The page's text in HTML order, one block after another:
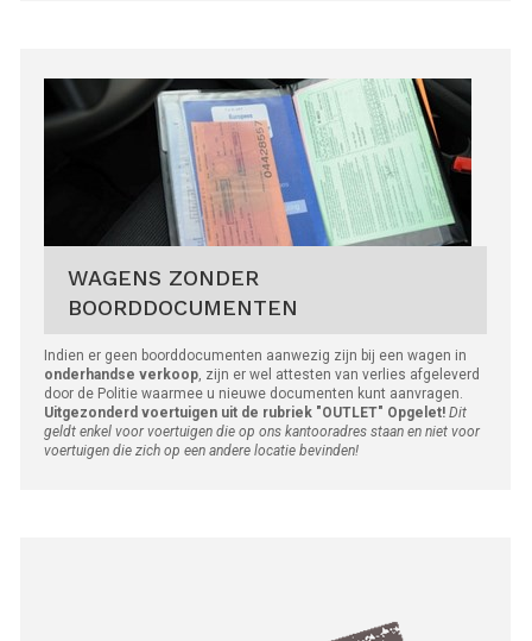
WAGENS ZONDER
BOORDDOCUMENTEN
Indien er geen boorddocumenten aanwezig zijn bij een wagen in
onderhandse verkoop, zijn er wel attesten van verlies afgeleverd
door de Politie waarmee u nieuwe documenten kunt aanvragen.
Uitgezonderd voertuigen uit de rubriek "OUTLET" Opgelet! Dit
geldt enkel voor voertuigen die op ons kantooradres staan en niet voor
voertuigen die zich op een andere locatie bevinden!